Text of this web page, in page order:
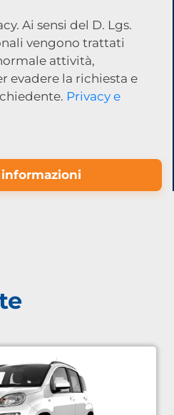
Ai sensi del D. Lgs.
vengono trattati
attività,
evadere la richiesta e
Privacy e